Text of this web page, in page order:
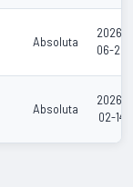
Absoluta
2026-
06-20
Absoluta
2026-
02-14